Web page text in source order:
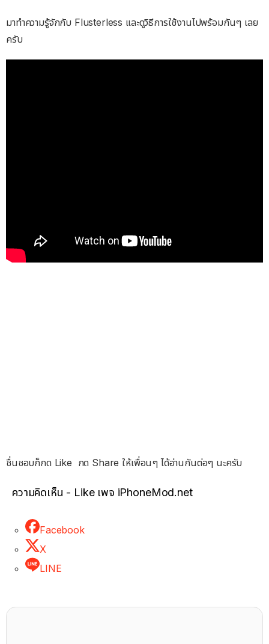
มาทำความรู้จักกับ Flusterless และดูวิธีการใช้งานไปพร้อมกันๆ เลย
ครับ
ชื่นชอบก็กด Like กด Share ให้เพื่อนๆ ได้อ่านกันต่อๆ นะครับ
ความคิดเห็น - Like เพจ iPhoneMod.net
Facebook
X
LINE